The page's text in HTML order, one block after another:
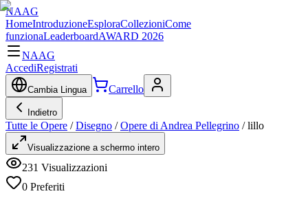
NAAG
HomeIntroduzioneEsploraCollezioniCome
funzionaLeaderboardAWARD 2026
NAAG
AccediRegistrati
Cambia Lingua Carrello
Indietro
Tutte le Opere / Disegno / Opere di Andrea Pellegrino /lillo
Visualizzazione a schermo intero
231 Visualizzazioni
0 Preferiti